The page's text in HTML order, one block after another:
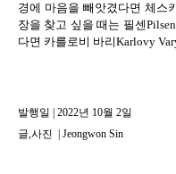
경에 마음을 빼앗겼다면 체스
장을 찾고 싶을 때는 필센Pilsen
다면 카를로비 바리Karlovy
발행일 | 2022년 10월 2일
글,사진
Jeongwon Sin